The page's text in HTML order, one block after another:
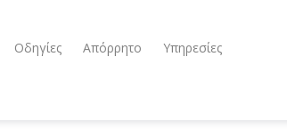
Οδηγίες Απόρρητο Υπηρεσίες